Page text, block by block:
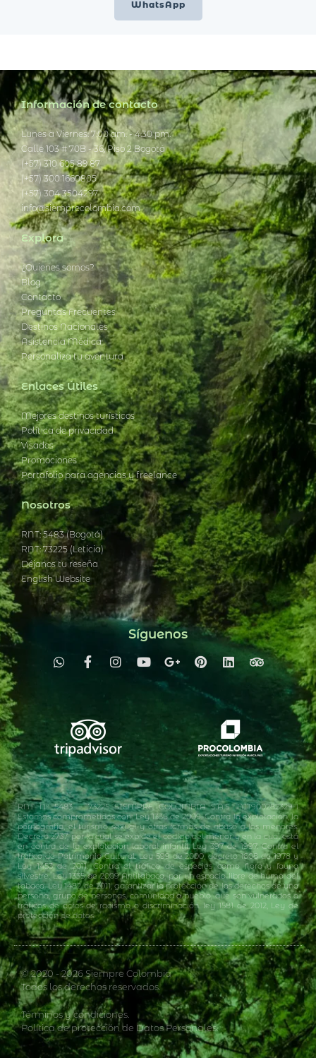
WhatsApp
Información de contacto
Lunes a Viernes: 7:00 am. - 4:30 pm.
Calle 103 # 70B - 36, Piso 2 Bogotá
(+57) 310 605 89 87
(+57) 300 1660805
(+57) 304 3504297
info@siemprecolombia.com
Explora
¿Quienes somos?
Blog
Contacto
Preguntas Frecuentes
Destinos Nacionales
Asistencia Médica
Personaliza tu aventura
Enlaces Útiles
Mejores destinos turísticos
Política de privacidad
Visados
Promociones
Portafolio para agencias y freelance
Nosotros
RNT: 5483 (Bogotá)
RNT: 73225 (Leticia)
Déjanos tu reseña
English Website
Síguenos
RNT N° 5483 – 73225 SIEMPRE COLOMBIA S.A.S. NIT900282329-1
Estamos comprometidos con: Ley 1336 de 2009. Contra la explotación, la
pornografía, el turismo sexual y otras formas de abuso a los menores.
Decreto 2737, por la cual se expide el código del menor y en la cual está
en contra de la explotación laboral infantil. Ley 397 de 1997. Contra el
tráfico de Patrimonio Cultural. Ley 599 de 2000, decreto 1608 de 1978 y
Ley 1453 de 2011. Contra el tráfico de especies como flora y fauna
silvestre. Ley 1335 de 2009 Antitabaco, por un espacio libre de humo del
tabaco. Ley 1482 de 2011, garantizar la protección de los derechos de una
persona, grupo de personas, comunidad o pueblo, que son vulnerados a
tráficos de actos de racismo o discriminación. ley 1581 de 2012, Ley de
protección de datos.
© 2020 - 2026 Siempre Colombia
Todos los derechos reservados.
Términos y condiciones.
Política de protección de Datos Personales.